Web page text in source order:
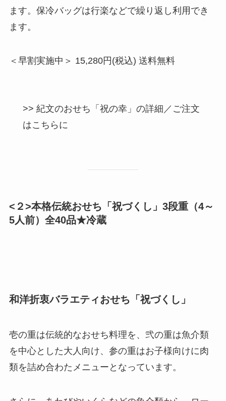
ます。保冷バッグは行楽などで繰り返し利用でき
ます。
＜早割実施中＞ 15,280円(税込) 送料無料
>> 紀文のおせち「祝の幸」の詳細／ご注文
はこちらに
<２>本格伝統おせち「祝づくし」3段重（4～
5人前）全40品★冷蔵
和洋折衷バラエティおせち「祝づくし」
壱の重は伝統的なおせち料理を、弐の重は魚介類
を中心とした大人向け、参の重はお子様向けに肉
類を詰め合わたメニューとなっています。